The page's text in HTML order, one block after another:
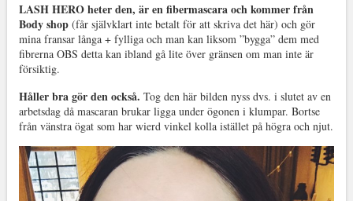
LASH HERO heter den, är en fibermascara och kommer från
Body shop(får självklart inte betalt för att skriva det här) och gör
mina fransar långa + fylliga och man kan liksom ”bygga” dem med
fibrerna OBS detta kan ibland gå lite över gränsen om man inte är
försiktig.
Håller bra gör den också. Tog den här bilden nyss dvs. i slutet av en
arbetsdag då mascaran brukar ligga under ögonen i klumpar. Bortse
från vänstra ögat som har wierd vinkel kolla istället på högra och njut.